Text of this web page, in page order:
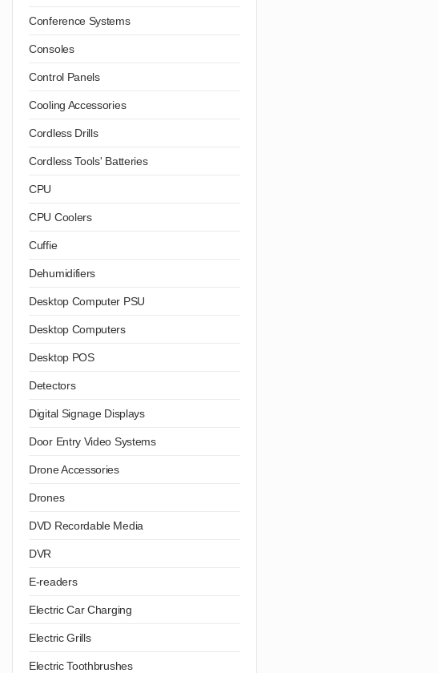
Conference Systems
Consoles
Control Panels
Cooling Accessories
Cordless Drills
Cordless Tools' Batteries
CPU
CPU Coolers
Cuffie
Dehumidifiers
Desktop Computer PSU
Desktop Computers
Desktop POS
Detectors
Digital Signage Displays
Door Entry Video Systems
Drone Accessories
Drones
DVD Recordable Media
DVR
E-readers
Electric Car Charging
Electric Grills
Electric Toothbrushes